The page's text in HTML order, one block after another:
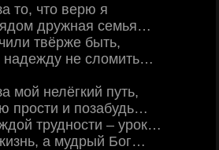
то, что верю я
дружная семья…
твёрже быть,
надежду не сломить…
мой нелёгкий путь,
прости и позабудь…
трудности – урок…
а мудрый Бог…